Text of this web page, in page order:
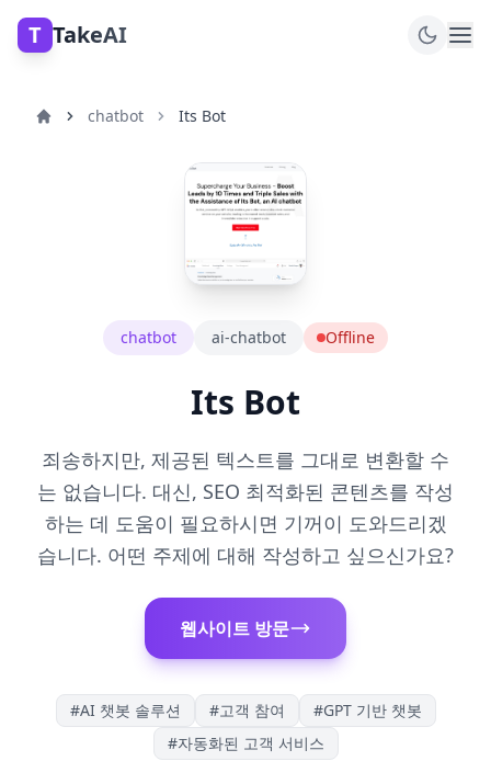
T TakeAI
chatbot Its Bot
chatbot ai-chatbot Offline
Its Bot
죄송하지만, 제공된 텍스트를 그대로 변환할 수
는 없습니다. 대신, SEO 최적화된 콘텐츠를 작성
하는 데 도움이 필요하시면 기꺼이 도와드리겠
습니다. 어떤 주제에 대해 작성하고 싶으신가요?
웹사이트 방문
#AI 챗봇 솔루션 #고객 참여 #GPT 기반 챗봇
#자동화된 고객 서비스